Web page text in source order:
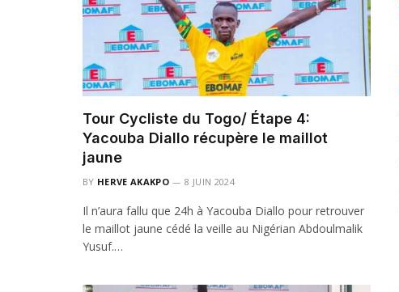
Tour Cycliste du Togo/ Étape 4:
Yacouba Diallo récupère le maillot
jaune
BY HERVE AKAKPO 8 JUIN 2024
Il n’aura fallu que 24h à Yacouba Diallo pour retrouver
le maillot jaune cédé la veille au Nigérian Abdoulmalik
Yusuf.…